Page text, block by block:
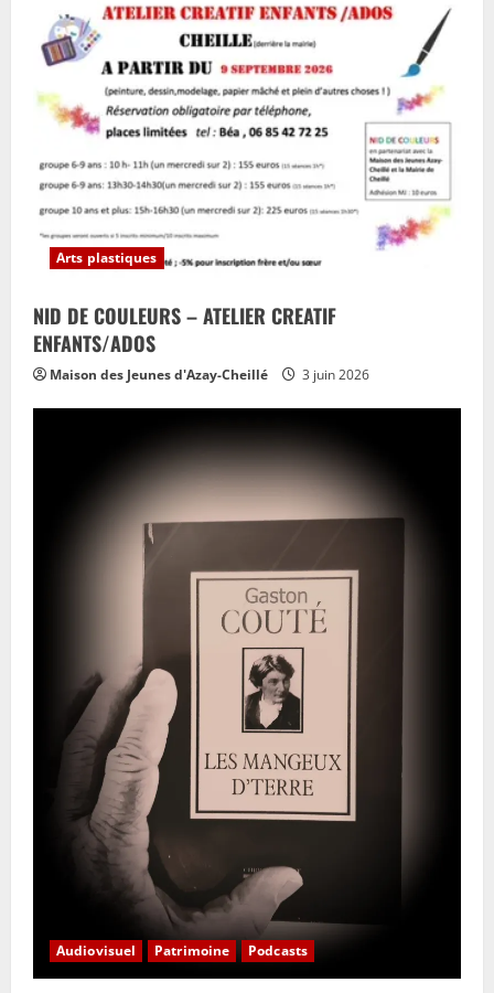
lecture
Arts plastiques
NID DE COULEURS – ATELIER CREATIF
ENFANTS/ADOS
Maison des Jeunes d'Azay-Cheillé 3 juin 2026
Audiovisuel Patrimoine Podcasts